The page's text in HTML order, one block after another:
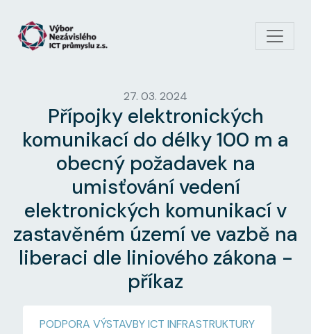
27. 03. 2024
Přípojky elektronických
komunikací do délky 100 m a
obecný požadavek na
umisťování vedení
elektronických komunikací v
zastavěném území ve vazbě na
liberaci dle liniového zákona -
příkaz
PODPORA VÝSTAVBY ICT INFRASTRUKTURY